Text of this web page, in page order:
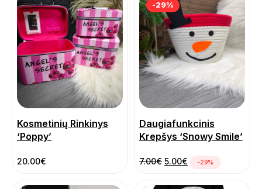
Kosmetinių Rinkinys
‘Poppy’
20.00€
Daugiafunkcinis
Krepšys ‘Snowy Smile’
7.00€ Pradinė kaina buvo:
5.00€Dabartinė kaina
-29%
-29%